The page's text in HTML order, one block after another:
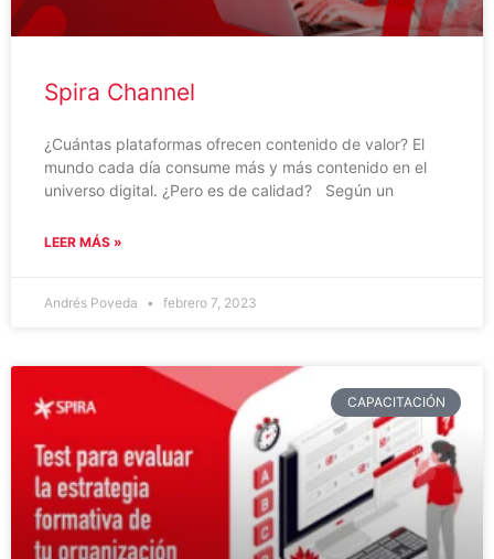
Spira Channel
¿Cuántas plataformas ofrecen contenido de valor? El
mundo cada día consume más y más contenido en el
universo digital. ¿Pero es de calidad? Según un
LEER MÁS »
Andrés Poveda febrero 7, 2023
CAPACITACIÓN